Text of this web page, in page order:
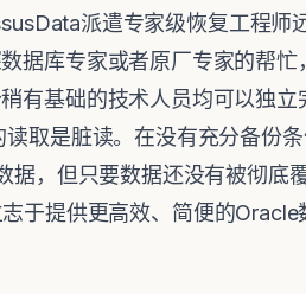
派遣专家级恢复工程师
据库专家或者原厂专家的帮忙
有基础的技术人员均可以独立
取是脏读。在没有充分备份
，但只要数据还没有被彻底
提供更高效、简便的Oracle